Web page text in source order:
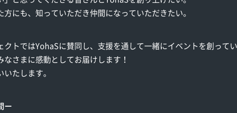
にも、知っていただき仲間になっていただきたい。
クトではYohaSに賛同し、支援を通して一緒にイベントを創って
さまに感動としてお届けします！
たします。
ー